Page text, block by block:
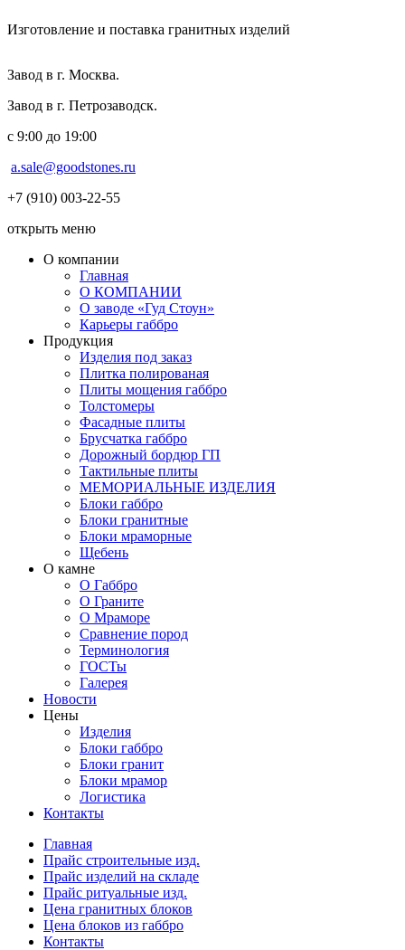
Изготовление и поставка гранитных изделий
Завод в г. Москва.
Завод в г. Петрозаводск.
с 9:00 до 19:00
a.sale@goodstones.ru
+7 (910) 003-22-55
открыть меню
О компании
Главная
О КОМПАНИИ
О заводе «Гуд Стоун»
Карьеры габбро
Продукция
Изделия под заказ
Плитка полированая
Плиты мощения габбро
Толстомеры
Фасадные плиты
Брусчатка габбро
Дорожный бордюр ГП
Тактильные плиты
МЕМОРИАЛЬНЫЕ ИЗДЕЛИЯ
Блоки габбро
Блоки гранитные
Блоки мраморные
Щебень
О камне
О Габбро
О Граните
О Мраморе
Сравнение пород
Терминология
ГОСТы
Галерея
Новости
Цены
Изделия
Блоки габбро
Блоки гранит
Блоки мрамор
Логистика
Контакты
Главная
Прайс строительные изд.
Прайс изделий на складе
Прайс ритуальные изд.
Цена гранитных блоков
Цена блоков из габбро
Контакты